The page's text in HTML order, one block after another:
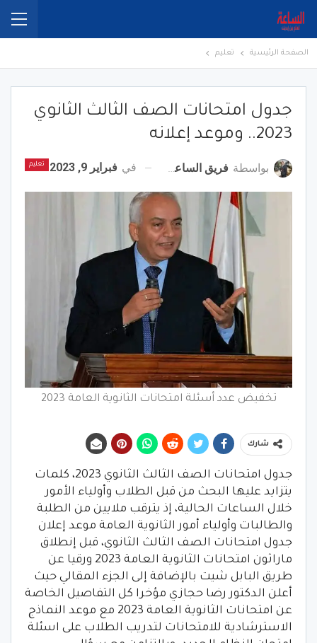
الصفحة الرئيسية تعليم
جدول امتحانات الصف الثالث الثانوي
2023.. وموعد إعلانه
تعليم بواسطة فريق الساعة برس في فبراير 9, 2023
تخفيض عدد أسئلة امتحانات الثانوية العامة 2023
شارك
جدول امتحانات الصف الثالث الثانوي 2023، كلمات
يتزايد عليها البحث من قبل الطلاب وأولياء الأمور
خلال الساعات الحالية، إذ يترقب ملايين من الطلبة
والطالبات وأولياء أمور الثانوية العامة موعد إعلان
جدول امتحانات الصف الثالث الثانوي، قبل إنطلاق
ماراثون امتحانات الثانوية العامة 2023 ورقيا عن
طريق البابل شيت بالإضافة إلى الجزء المقالي حيث
أعلن الدكتور رضا حجازي مؤخرا كل التفاصيل الخاصة
عن امتحانات الثانوية العامة 2023 مع موعد النماذج
الاسترشادية للامتحانات لتدريب الطلاب على اسئلة